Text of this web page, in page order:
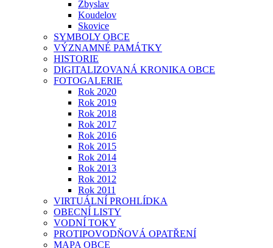
Zbyslav
Koudelov
Skovice
SYMBOLY OBCE
VÝZNAMNÉ PAMÁTKY
HISTORIE
DIGITALIZOVANÁ KRONIKA OBCE
FOTOGALERIE
Rok 2020
Rok 2019
Rok 2018
Rok 2017
Rok 2016
Rok 2015
Rok 2014
Rok 2013
Rok 2012
Rok 2011
VIRTUÁLNÍ PROHLÍDKA
OBECNÍ LISTY
VODNÍ TOKY
PROTIPOVODŇOVÁ OPATŘENÍ
MAPA OBCE